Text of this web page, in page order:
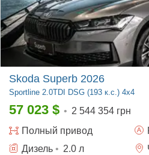
Skoda Superb 2026
Sportline 2.0TDI DSG (193 к.с.) 4x4
57 023 $ • 2 544 354 грн
Полный привод
Дизель • 2.0 л